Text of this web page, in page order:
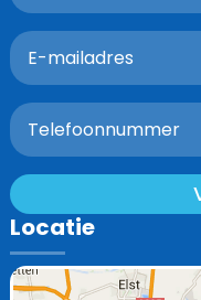
Locatie